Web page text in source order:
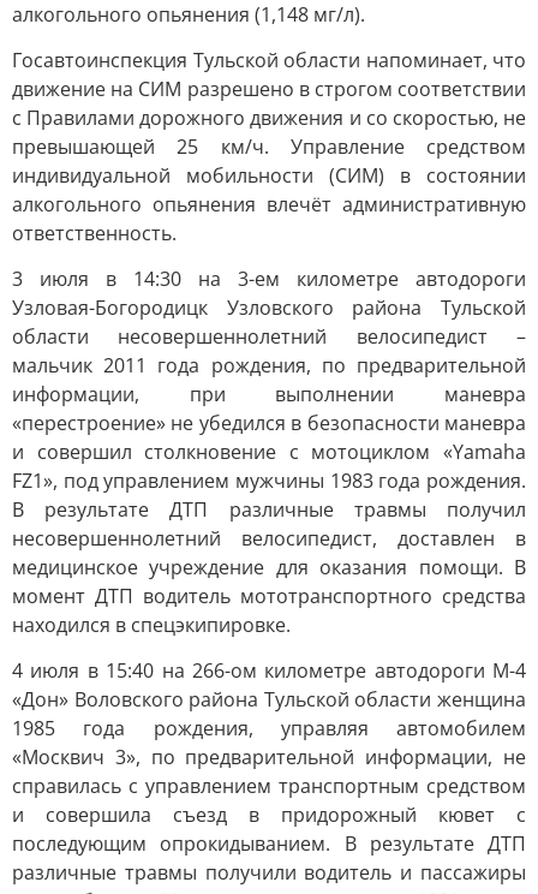
алкогольного опьянения (1,148 мг/л).
Госавтоинспекция Тульской области напоминает, что
движение на СИМ разрешено в строгом соответствии
с Правилами дорожного движения и со скоростью, не
превышающей 25 км/ч. Управление средством
индивидуальной мобильности (СИМ) в состоянии
алкогольного опьянения влечёт административную
ответственность.
3 июля в 14:30 на 3-ем километре автодороги
Узловая-Богородицк Узловского района Тульской
области несовершеннолетний велосипедист –
мальчик 2011 года рождения, по предварительной
информации, при выполнении маневра
«перестроение» не убедился в безопасности маневра
и совершил столкновение с мотоциклом «Yamaha
FZ1», под управлением мужчины 1983 года рождения.
В результате ДТП различные травмы получил
несовершеннолетний велосипедист, доставлен в
медицинское учреждение для оказания помощи. В
момент ДТП водитель мототранспортного средства
находился в спецэкипировке.
4 июля в 15:40 на 266-ом километре автодороги М-4
«Дон» Воловского района Тульской области женщина
1985 года рождения, управляя автомобилем
«Москвич 3», по предварительной информации, не
справилась с управлением транспортным средством
и совершила съезд в придорожный кювет с
последующим опрокидыванием. В результате ДТП
различные травмы получили водитель и пассажиры